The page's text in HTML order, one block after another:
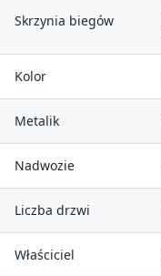
Skrzynia biegów
Kolor
Metalik
Nadwozie
Liczba drzwi
Właściciel